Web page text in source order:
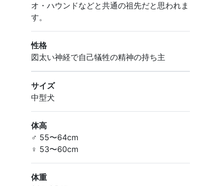
オ・ハウンドなどと共通の祖先だと思われま
す。
性格
図太い神経で自己犠牲の精神の持ち主
サイズ
中型犬
体高
♂ 55〜64cm
♀ 53〜60cm
体重